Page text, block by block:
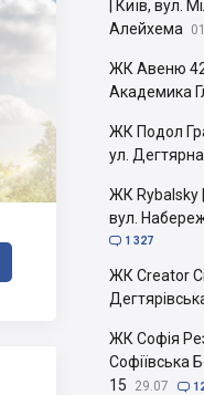
| Київ, вул.
Алейхема
ЖК Авеню 42
Академика
ЖК Подол
ул.
ЖК Rybalsky
вул.
 1 327
ЖК Creator
ЖК Софія
Софіївська
15
29.07 